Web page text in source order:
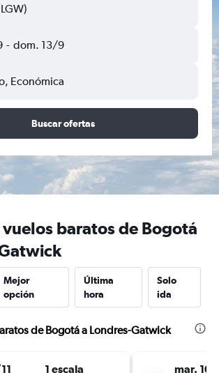
- dom. 13/9
Económica
Buscar ofertas
baratos de Bogotá
Mejor
opción
Última
hora
Solo
ida
de Bogotá a Londres-Gatwick
1 escala mar. 10/